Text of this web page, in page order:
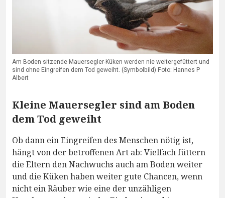
Am Boden sitzende Mauersegler-Küken werden nie weitergefüttert und
sind ohne Eingreifen dem Tod geweiht. (Symbolbild) Foto: Hannes P
Albert
Kleine Mauersegler sind am Boden
dem Tod geweiht
Ob dann ein Eingreifen des Menschen nötig ist,
hängt von der betroffenen Art ab: Vielfach füttern
die Eltern den Nachwuchs auch am Boden weiter
und die Küken haben weiter gute Chancen, wenn
nicht ein Räuber wie eine der unzähligen